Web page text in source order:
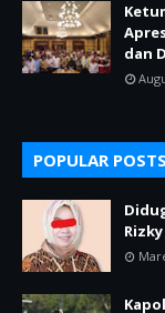
dan
POPULAR POSTS